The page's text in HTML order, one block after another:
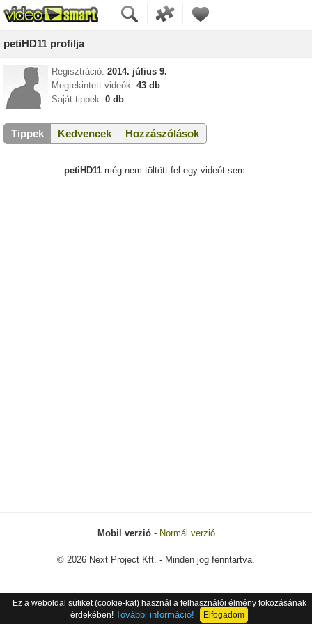
petiHD11 profilja
Regisztráció: 2014. július 9.
Megtekintett videók: 43 db
Saját tippek: 0 db
Tippek Kedvencek Hozzászólások
petiHD11 még nem töltött fel egy videót sem.
Mobil verzió- Normál verzió
© 2026 Next Project Kft. - Minden jog fenntartva.
Ez a weboldal sütiket (cookie-kat) használ a felhasználói élmény fokozásának
érdekében! További információ! Elfogadom